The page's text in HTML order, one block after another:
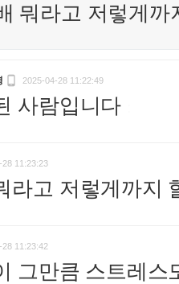
뭐라고 저렇게까
 2025-04-28 11:22:49
사람입니다
28 11:23:23
라고 저렇게까지
28 11:23:42
그만큼 스트레스